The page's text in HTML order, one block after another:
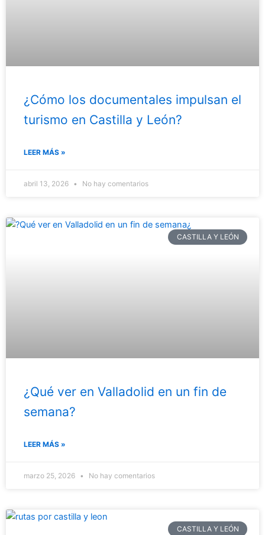
¿Cómo los documentales impulsan el
turismo en Castilla y León?
LEER MÁS »
abril 13, 2026 No hay comentarios
CASTILLA Y LEÓN
¿Qué ver en Valladolid en un fin de
semana?
LEER MÁS »
marzo 25, 2026 No hay comentarios
CASTILLA Y LEÓN